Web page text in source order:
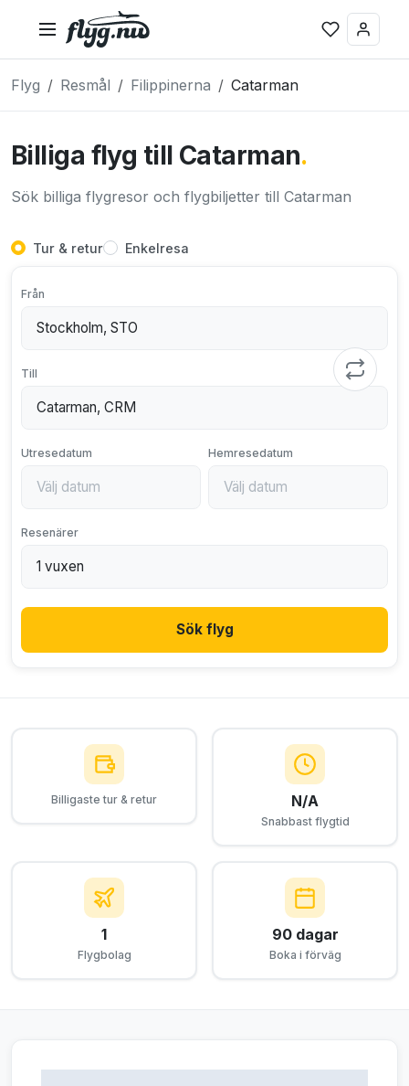
Flyg Resmål Filippinerna Catarman
Billiga flyg till Catarman.
Sök billiga flygresor och flygbiljetter till Catarman
Tur & retur Enkelresa
Från
Till
Utresedatum Hemresedatum
Resenärer
Sök flyg
Billigaste tur & retur N/A
Snabbast flygtid
1
Flygbolag
90 dagar
Boka i förväg